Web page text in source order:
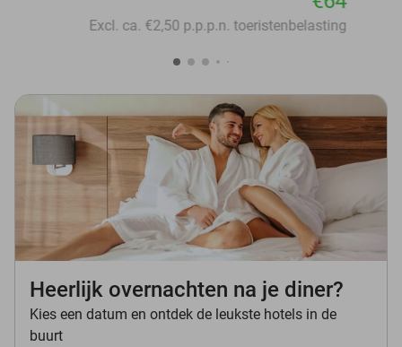
Excl. ca. €2,50 p.p.p.n. toeristenbelasting
Heerlijk overnachten na je diner?
Kies een datum en ontdek de leukste hotels in de
buurt